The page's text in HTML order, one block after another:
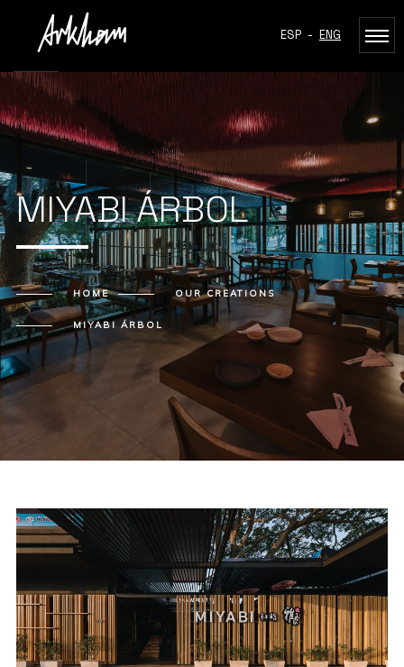
ENG
-
ESP
MIYABI ÁRBOL
HOME OUR CREATIONS
MIYABI ÁRBOL